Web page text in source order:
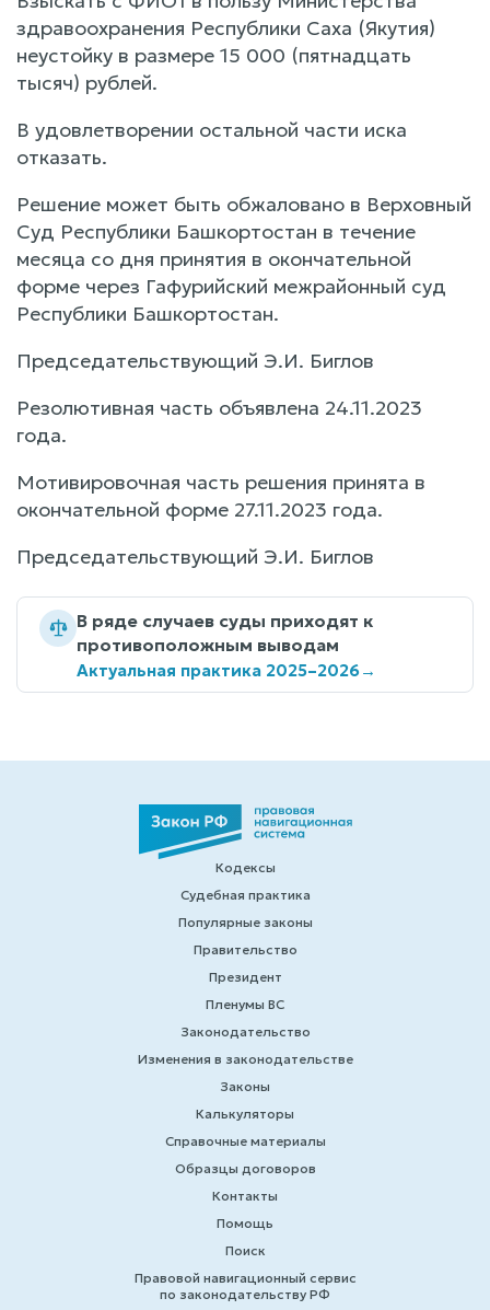
здравоохранения Республики Саха (Якутия)
неустойку в размере 15 000 (пятнадцать
тысяч) рублей.
В удовлетворении остальной части иска
отказать.
Решение может быть обжаловано в Верховный
Суд Республики Башкортостан в течение
месяца со дня принятия в окончательной
форме через Гафурийский межрайонный суд
Республики Башкортостан.
Председательствующий Э.И. Биглов
Резолютивная часть объявлена 24.11.2023
года.
Мотивировочная часть решения принята в
окончательной форме 27.11.2023 года.
Председательствующий Э.И. Биглов
В ряде случаев суды приходят к
противоположным выводам
Актуальная практика 2025–2026→
Кодексы
Судебная практика
Популярные законы
Правительство
Президент
Пленумы ВС
Законодательство
Изменения в законодательстве
Законы
Калькуляторы
Справочные материалы
Образцы договоров
Контакты
Помощь
Поиск
Правовой навигационный сервис
по законодательству РФ